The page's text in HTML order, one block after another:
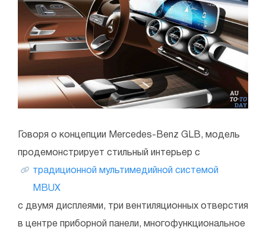
Говоря о концепции Mercedes-Benz GLB, модель
продемонстрирует стильный интерьер с
традиционной мультимедийной системой
MBUX
с двумя дисплеями, три вентиляционных отверстия
в центре приборной панели, многофункциональное